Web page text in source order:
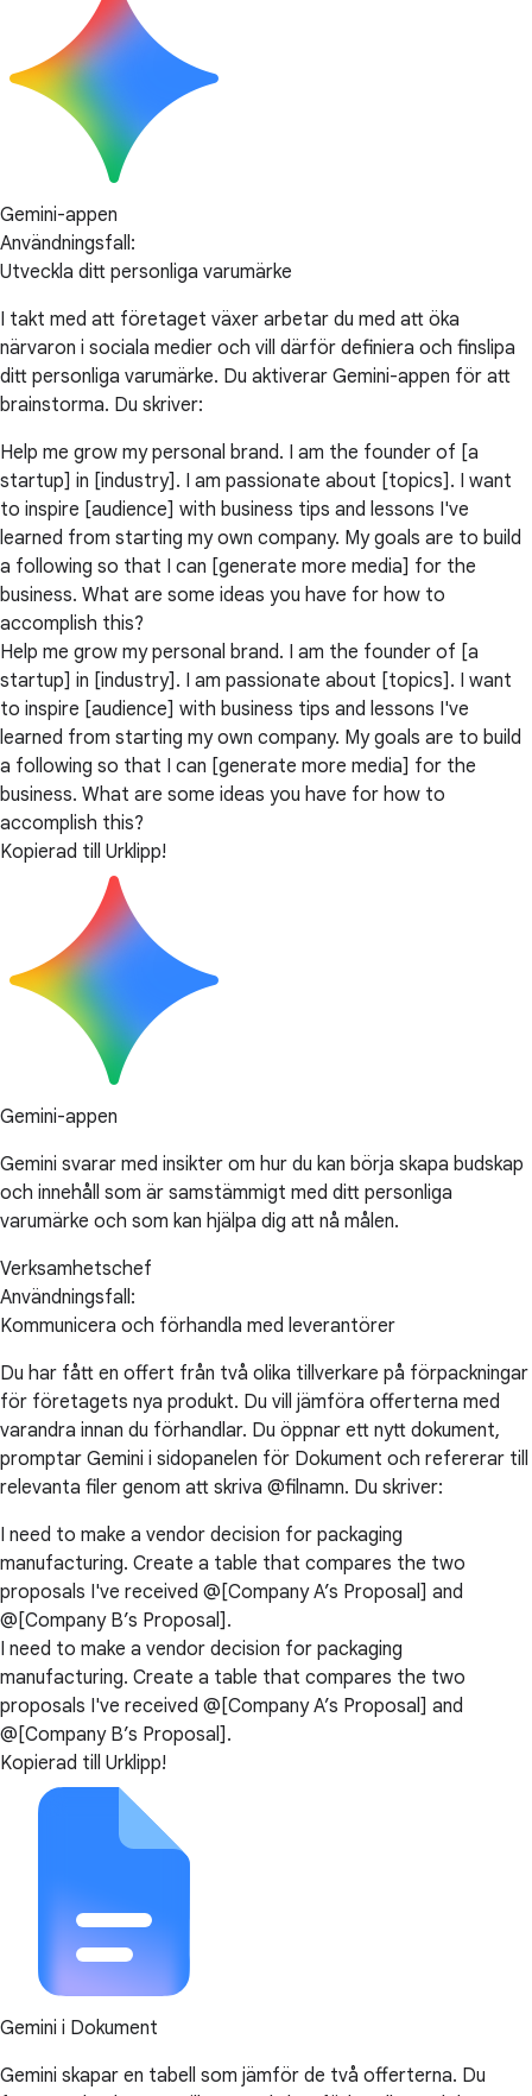
Gemini-appen
Användningsfall:
Utveckla ditt personliga varumärke
I takt med att företaget växer arbetar du med att öka
närvaron i sociala medier och vill därför definiera och finslipa
ditt personliga varumärke. Du aktiverar Gemini-appen för att
brainstorma. Du skriver:
Help me grow my personal brand. I am the founder of [a
startup] in [industry]. I am passionate about [topics]. I want
to inspire [audience] with business tips and lessons I've
learned from starting my own company. My goals are to build
a following so that I can [generate more media] for the
business. What are some ideas you have for how to
accomplish this?
Help me grow my personal brand. I am the founder of [a
startup] in [industry]. I am passionate about [topics]. I want
to inspire [audience] with business tips and lessons I've
learned from starting my own company. My goals are to build
a following so that I can [generate more media] for the
business. What are some ideas you have for how to
accomplish this?
Kopierad till Urklipp!
Gemini-appen
Gemini svarar med insikter om hur du kan börja skapa budskap
och innehåll som är samstämmigt med ditt personliga
varumärke och som kan hjälpa dig att nå målen.
Verksamhetschef
Användningsfall:
Kommunicera och förhandla med leverantörer
Du har fått en offert från två olika tillverkare på förpackningar
för företagets nya produkt. Du vill jämföra offerterna med
varandra innan du förhandlar. Du öppnar ett nytt dokument,
promptar Gemini i sidopanelen för Dokument och refererar till
relevanta filer genom att skriva @filnamn. Du skriver:
I need to make a vendor decision for packaging
manufacturing. Create a table that compares the two
proposals I've received @[Company A’s Proposal] and
@[Company B’s Proposal].
I need to make a vendor decision for packaging
manufacturing. Create a table that compares the two
proposals I've received @[Company A’s Proposal] and
@[Company B’s Proposal].
Kopierad till Urklipp!
Gemini i Dokument
Gemini skapar en tabell som jämför de två offerterna. Du